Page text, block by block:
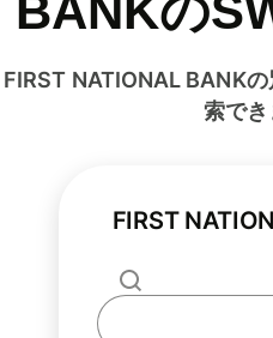
BANKの
FIRST NATIONAL BANK
索でき
FIRST